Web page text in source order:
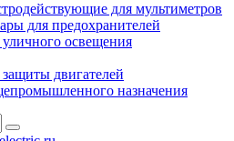
для мультиметров
для предохранителей
освещения
двигателей
назначения